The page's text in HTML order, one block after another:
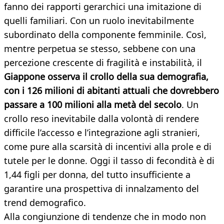
fanno dei rapporti gerarchici una imitazione di
quelli familiari. Con un ruolo inevitabilmente
subordinato della componente femminile. Così,
mentre perpetua se stesso, sebbene con una
percezione crescente di fragilità e instabilità, il
Giappone osserva il crollo della sua demografia,
con i 126 milioni di abitanti attuali che dovrebbero
passare a 100 milioni alla metà del secolo. Un
crollo reso inevitabile dalla volontà di rendere
difficile l’accesso e l’integrazione agli stranieri,
come pure alla scarsità di incentivi alla prole e di
tutele per le donne. Oggi il tasso di fecondità è di
1,44 figli per donna, del tutto insufficiente a
garantire una prospettiva di innalzamento del
trend demografico.
Alla congiunzione di tendenze che in modo non